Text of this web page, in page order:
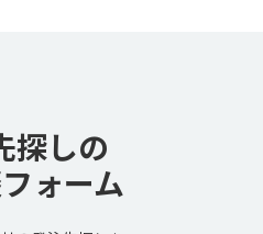
探しの
ォーム